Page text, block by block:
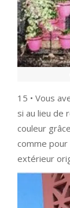
15 • Vous
si au lieu de
couleur
comme pour
extérieur